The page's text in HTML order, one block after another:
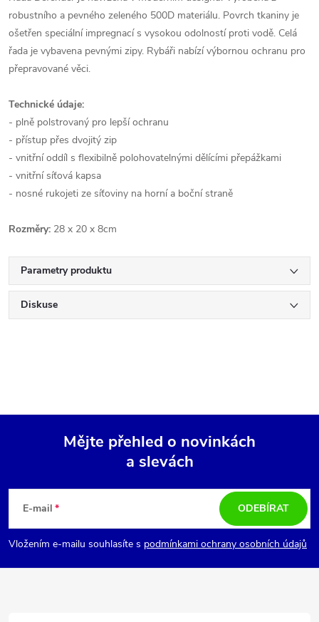
robustního a pevného zeleného 500D materiálu. Povrch tkaniny je
ošetřen speciální impregnací s vysokou odolností proti vodě. Celá
řada je vybavena pevnými zipy. Rybáři nabízí výbornou ochranu pro
přepravované věci.
Technické údaje:
- plně polstrovaný pro lepší ochranu
- přístup přes dvojitý zip
- vnitřní oddíl s flexibilně polohovatelnými dělícími přepážkami
- vnitřní síťová kapsa
- nosné rukojeti ze síťoviny na horní a boční straně
Rozměry: 28 x 20 x 8cm
Parametry produktu
Diskuse
p
a
Mějte přehled o novinkách
a slevách
E-mail
Vložením e-mailu souhlasíte s podmínkami ochrany osobních údajů
ODEBÍRAT